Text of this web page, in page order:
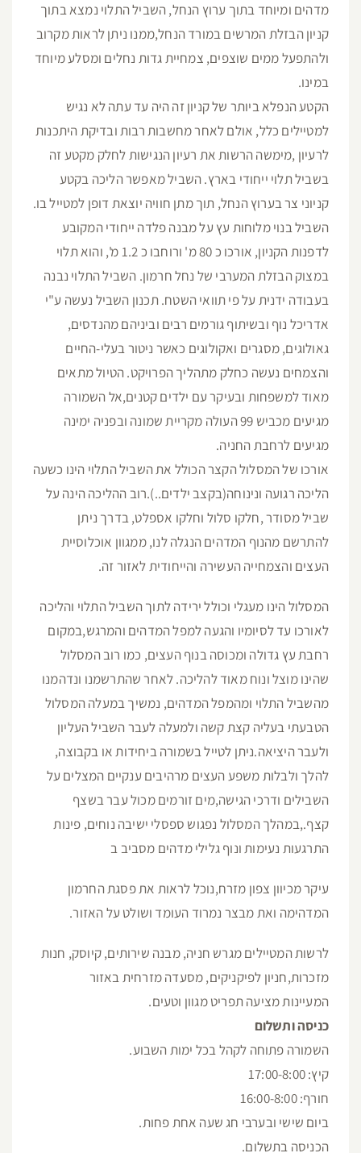
מדהים ומיוחד בתוך ערוץ הנחל, השביל התלוי נמצא בתוך
קניון הבזלת המרשים במורד הנחל,ממנו ניתן לראות מקרוב
ולהתפעל ממים שוצפים, צמחיית גדות נחלים ומסלע מיוחד
במינו.
הקטע הנפלא ביותר של קניון זה היה עד עתה לא נגיש
למטיילים כלל, אולם לאחר מחשבות רבות ובדיקת היתכנות
לרעיון ,מימשה הרשות את רעיון הנגישות לחלק מקטע זה
בשביל תלוי ייחודי בארץ. השביל מאפשר הליכה בקטע
קניוני צר בערוץ הנחל, תוך מתן חוויה יוצאת דופן למטייל בו.
השביל בנוי מלוחות עץ על מבנה פלדה ייחודי המקובע
לדפנות הקניון, אורכו כ 80 מ' ורוחבו כ 1.2 מ', והוא תלוי
במצוק הבזלת המערבי של נחל חרמון. השביל התלוי נבנה
בעבודה ידנית על פי תוואי השטח. תכנון השביל נעשה ע"י
אדריכל נוף ובשיתוף גורמים רבים וביניהם מהנדסים,
גאולוגים, מסגרים ואקולוגים כאשר ניטור בעלי-החיים
והצמחים נעשה כחלק מתהליך הפרויקט. הטיול מתאים
מאוד למשפחות ובעיקר עם ילדים קטנים,אל השמורה
מגיעים מכביש 99 העולה מקריית שמונה ובפניה ימינה
מגיעים לרחבת החניה.
אורכו של המסלול הקצר הכולל את השביל התלוי הינו כשעה
הליכה רגועה ונינוחה(בקצב ילדים..).רוב ההליכה הינה על
שביל מסודר ,חלקו סלול וחלקו אספלט, בדרך ניתן
להתרשם מהנוף המדהים הנגלה לנו, ממגוון אוכלוסיית
העצים והצמחייה העשירה והייחודית לאזור זה.
המסלול הינו מעגלי וכולל ירידה לתוך השביל התלוי והליכה
לאורכו עד לסיומיו והגעה למפל המדהים והמרגש,במקום
רחבת עץ גדולה ומכוסה בנוף העצים, כמו רוב המסלול
שהינו מוצל ונוח מאוד להליכה. לאחר שהתרשמנו ונדהמנו
מהשביל התלוי ומהמפל המדהים, נמשיך במעלה המסלול
הטבעתי בעליה קצת קשה ולמעלה לעבר השביל העליון
ולעבר היציאה.ניתן לטייל בשמורה ביחידות או בקבוצה,
להלך ולבלות משפע העצים מרהיבים ענקיים המצלים על
השבילים ודרכי הגישה,מים זורמים מכול עבר בשצף
קצף.,במהלך המסלול נפגוש ספסלי ישיבה נוחים, פינות
התרגעות נעימות ונוף גלילי מדהים מסביב ב
עיקר מכיוון צפון מזרח,נוכל לראות את פסגת החרמון
המדהימה ואת מבצר נמרוד העומד ושולט על האזור.
לרשות המטיילים מגרש חניה, מבנה שירותים, קיוסק, חנות
מזכרות,חניון לפיקניקים, מסעדה מזרחית באזור
המעיינות מציעה תפריט מגוון וטעים.
כניסה ותשלום
השמורה פתוחה לקהל בכל ימות השבוע.
קיץ: 17:00-8:00
חורף: 16:00-8:00
ביום שישי ובערבי חג שעה אחת פחות.
הכניסה בתשלום.